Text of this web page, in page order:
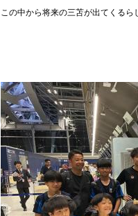
この中から将来の三苫が出てくるら